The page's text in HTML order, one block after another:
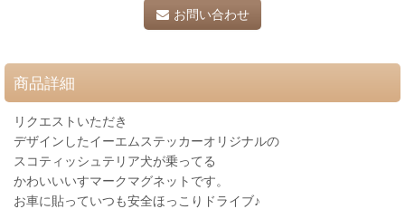
お問い合わせ
商品詳細
リクエストいただき
デザインしたイーエムステッカーオリジナルの
スコティッシュテリア犬が乗ってる
かわいいいすマークマグネットです。
お車に貼っていつも安全ほっこりドライブ♪